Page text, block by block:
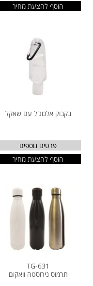
הוסף להצעת מחיר
בקבוק אלכוג'ל עם שאקל
פרטים נוספים
הוסף להצעת מחיר
TG-631
תרמוס נירוסטה וואקום